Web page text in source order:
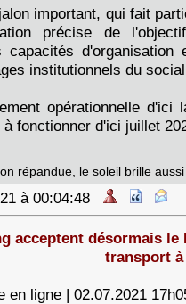
important, qui fait
précise de
capacités
institutionnels du
opérationnelle
fonctionner d'ici juillet
répandue, le soleil brille
à 00:04:48
acceptent désormais
transport
en ligne | 02.07.2021